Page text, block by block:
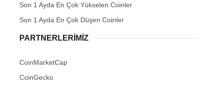
Son 1 Ayda En Çok Yükselen Coinler
Son 1 Ayda En Çok Düşen Coinler
PARTNERLERIMIZ
CoinMarketCap
CoinGecko